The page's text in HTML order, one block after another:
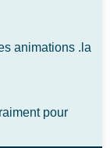
animations .la
pour